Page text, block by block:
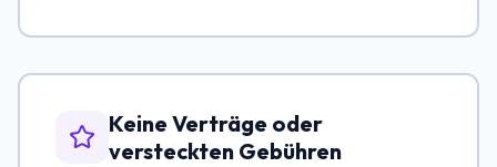
Keine Verträge oder
versteckten Gebühren